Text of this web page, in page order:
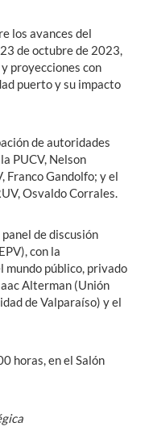
los avances del
de octubre de 2023,
proyecciones con
puerto y su impacto
de autoridades
PUCV, Nelson
Franco Gandolfo; y el
Osvaldo Corrales.
de discusión
con la
público, privado
Alterman (Unión
de Valparaíso) y el
horas, en el Salón